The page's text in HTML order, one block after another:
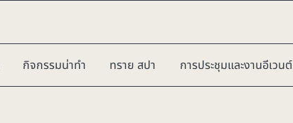
กิจกรรมน่าทำ ทราย สปา การประชุมและงานอีเวนต์